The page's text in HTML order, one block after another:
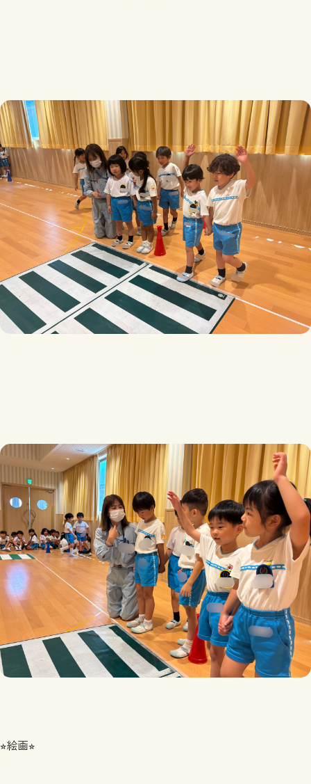
⭐︎絵画⭐︎